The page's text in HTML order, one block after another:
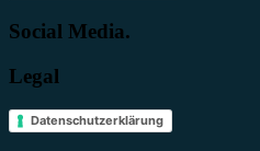
Social Media.
Legal
Datenschutzerklärung